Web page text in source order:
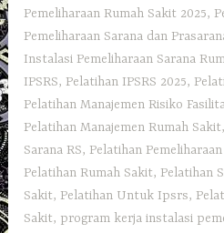
Pemeliharaan Rumah Sakit 2025,
Pemeliharaan Sarana dan
Instalasi Pemeliharaan Sarana
IPSRS, Pelatihan IPSRS 2025,
Pelatihan Manajemen Risiko
Pelatihan Manajemen Rumah Sakit,
Sarana RS, Pelatihan Pemeliharaan
Pelatihan Rumah Sakit‎, Pelatihan
Sakit, Pelatihan Untuk Ipsrs,
Sakit, program kerja instalasi